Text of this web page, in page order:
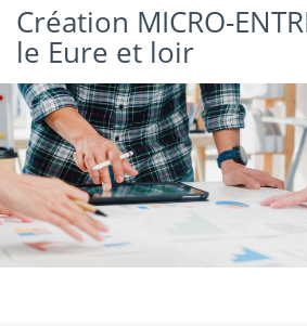
Création MICRO-
le Eure et loir